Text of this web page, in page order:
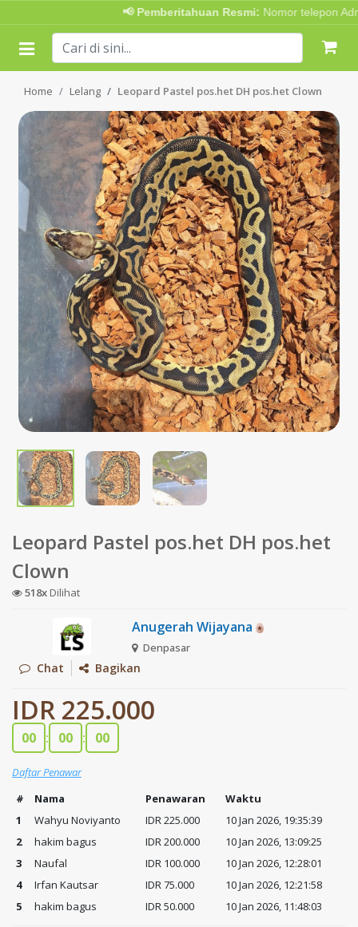
📢 Pemberitahuan Resmi:Nomor telepon
Home Lelang Leopard Pastel pos.het DH pos.het Clown
Leopard Pastel pos.het DH pos.het
Clown
518x Dilihat
Anugerah Wijayana
Denpasar
Chat Bagikan
IDR 225.000
00 : 00 : 00
Daftar Penawar
#
Nama Penawaran
Waktu
1
Wahyu Noviyanto IDR 225.000
10 Jan 2026, 19:35:39
2
hakim bagus IDR 200.000
10 Jan 2026, 13:09:25
3
Naufal IDR 100.000
10 Jan 2026, 12:28:01
4
Irfan Kautsar IDR 75.000
10 Jan 2026, 12:21:58
5
hakim bagus IDR 50.000 10 Jan 2026, 11:48:03